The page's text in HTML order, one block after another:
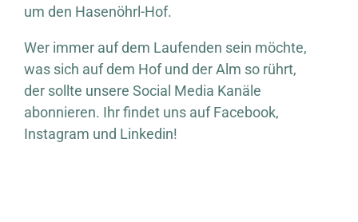
um den Hasenöhrl-Hof.
Wer immer auf dem Laufenden sein möchte,
was sich auf dem Hof und der Alm so rührt,
der sollte unsere Social Media Kanäle
abonnieren. Ihr findet uns auf Facebook,
Instagram und Linkedin!